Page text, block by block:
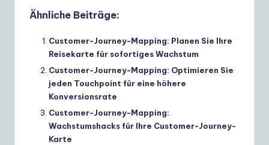
Ähnliche Beiträge:
Customer-Journey-Mapping: Planen Sie Ihre
Reisekarte für sofortiges Wachstum
Customer-Journey-Mapping: Optimieren Sie
jeden Touchpoint für eine höhere
Konversionsrate
Customer-Journey-Mapping:
Wachstumshacks für Ihre Customer-Journey-
Karte